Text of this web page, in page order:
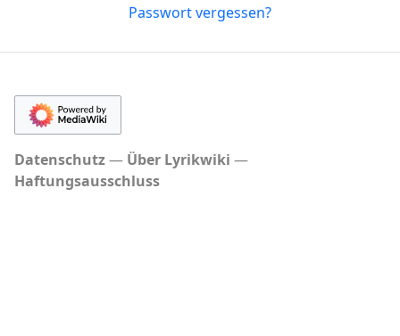
Passwort vergessen?
Datenschutz
Über Lyrikwiki
Haftungsausschluss